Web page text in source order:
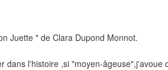
Juette " de Clara Dupond Monnot.
dans l'histoire ,si "moyen-âgeuse",j'avoue